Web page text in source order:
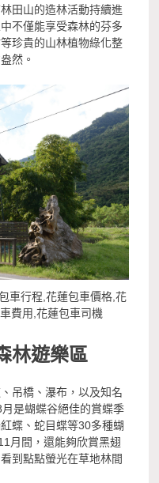
田山的造林活動持續進
不僅能享受森林的芬多
珍貴的山林植物綠化整
然。
車行程,花蓮包車價格,花
費用,花蓮包車司機
林遊樂區
吊橋、瀑布，以及知名
是蝴蝶谷絕佳的賞蝶季
蝶、蛇目蝶等30多種蝴
月間，還能夠欣賞黑翅
到點點螢光在草地林間